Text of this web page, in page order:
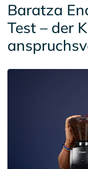
Baratza
Test – der